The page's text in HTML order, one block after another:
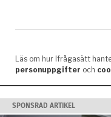
SPONSRAD ARTIKEL